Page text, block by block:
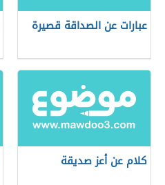
عبارات عن الصداقة قصيرة
كلام عن أعز صديقة